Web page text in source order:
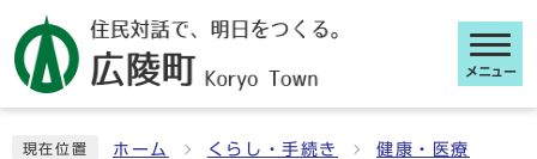
メニュー
現在位置 ホーム くらし・手続き 健康・医療